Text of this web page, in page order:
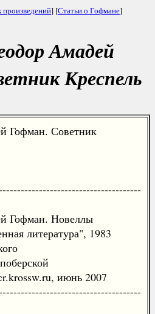
] [Статьи о Гофмане]
Амадей
Креспель
Гофман. Советник
Гофман. Новеллы
литература", 1983
июнь 2007